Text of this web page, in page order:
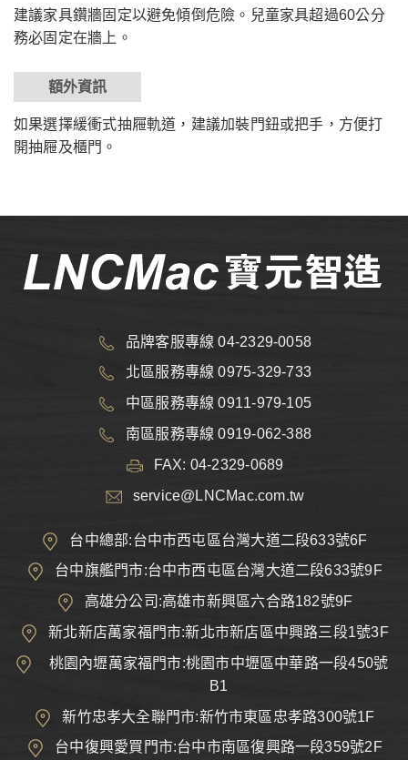
建議家具鑽牆固定以避免傾倒危險。兒童家具超過60公分
務必固定在牆上。
額外資訊
如果選擇緩衝式抽屜軌道，建議加裝門鈕或把手，方便打
開抽屜及櫃門。
品牌客服專線 04-2329-0058
北區服務專線 0975-329-733
中區服務專線 0911-979-105
南區服務專線 0919-062-388
FAX: 04-2329-0689
service@LNCMac.com.tw
台中總部:台中市西屯區台灣大道二段633號6F
台中旗艦門市:台中市西屯區台灣大道二段633號9F
高雄分公司:高雄市新興區六合路182號9F
新北新店萬家福門市:新北市新店區中興路三段1號3F
桃園內壢萬家福門市:桃園市中壢區中華路一段450號
B1
新竹忠孝大全聯門市:新竹市東區忠孝路300號1F
台中復興愛買門市:台中市南區復興路一段359號2F